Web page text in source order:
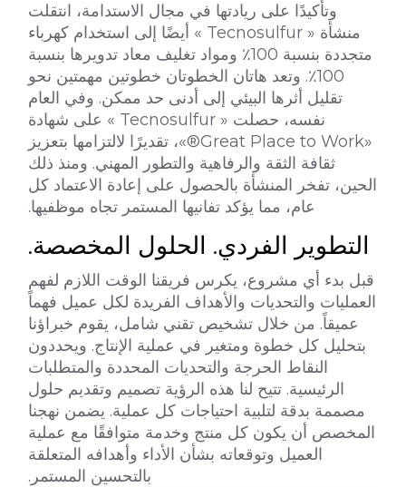
وتأكيدًا على ريادتها في مجال الاستدامة، انتقلت
منشأة « Tecnosulfur » أيضًا إلى استخدام كهرباء
متجددة بنسبة 100٪ ومواد تغليف معاد تدويرها بنسبة
100٪. وتعد هاتان الخطوتان خطوتين مهمتين نحو
تقليل أثرها البيئي إلى أدنى حد ممكن. وفي العام
نفسه، حصلت « Tecnosulfur » على شهادة
«Great Place to Work®»، تقديرًا لالتزامها بتعزيز
ثقافة الثقة والرفاهية والتطور المهني. ومنذ ذلك
الحين، تفخر المنشأة بالحصول على إعادة الاعتماد كل
عام، مما يؤكد تفانيها المستمر تجاه موظفيها.
التطوير الفردي. الحلول المخصصة.
قبل بدء أي مشروع، يكرس فريقنا الوقت اللازم لفهم
العمليات والتحديات والأهداف الفريدة لكل عميل فهماً
عميقاً. من خلال تشخيص تقني شامل، يقوم خبراؤنا
بتحليل كل خطوة ومتغير في عملية الإنتاج. ويحددون
النقاط الحرجة والتحديات المحددة والمتطلبات
الرئيسية. تتيح لنا هذه الرؤية تصميم وتقديم حلول
مصممة بدقة لتلبية احتياجات كل عملية. يضمن نهجنا
المخصص أن يكون كل منتج وخدمة متوافقًا مع عملية
العميل وتوقعاته بشأن الأداء وأهدافه المتعلقة
بالتحسين المستمر.